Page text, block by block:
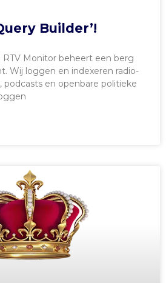
Builder’!
RTV Monitor beheert een berg
Wij loggen en indexeren radio-
podcasts en openbare politieke